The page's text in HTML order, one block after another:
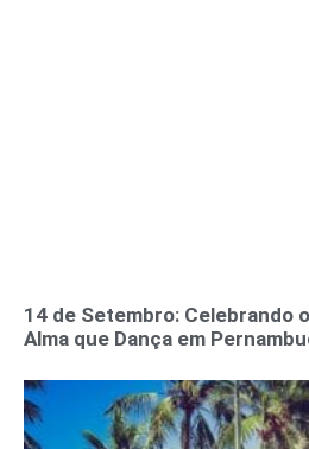
14 de Setembro: Celebrando
Alma que Dança em